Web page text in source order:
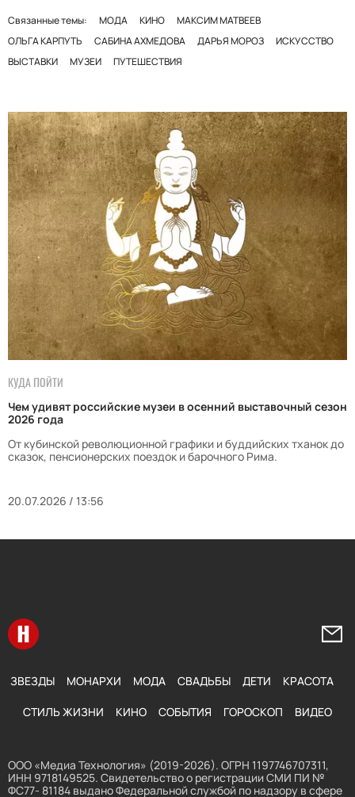
Связанные темы: МОДА КИНО
МАКСИМ МАТВЕЕВ
ОЛЬГА КАРПУТЬ
САБИНА АХМЕДОВА ДАРЬЯ МОРОЗ
ИСКУССТВО
ВЫСТАВКИ
МУЗЕИ ПУТЕШЕСТВИЯ
КУДА ПОЙТИ
Чем удивят российские музеи в осенний выставочный сезон
2026 года
От кубинской революционной графики и буддийских тханок до
сказок, пенсионерских поездок и барочного Рима.
20.07.2026 / 13:56
Перейти на главную
ЗВЕЗДЫ МОНАРХИ МОДА СВАДЬБЫ ДЕТИ КРАСОТА
СТИЛЬ ЖИЗНИ КИНО СОБЫТИЯ ГОРОСКОП ВИДЕО
ООО «Медиа Технология» (2019-2026). ОГРН 1197746707311,
ИНН 9718149525. Свидетельство о регистрации СМИ ПИ №
ФС77- 81184 выдано Федеральной службой по надзору в сфере